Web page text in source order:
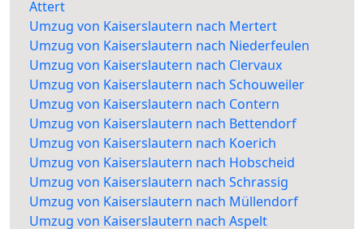
Attert
Umzug von Kaiserslautern nach Mertert
Umzug von Kaiserslautern nach Niederfeulen
Umzug von Kaiserslautern nach Clervaux
Umzug von Kaiserslautern nach Schouweiler
Umzug von Kaiserslautern nach Contern
Umzug von Kaiserslautern nach Bettendorf
Umzug von Kaiserslautern nach Koerich
Umzug von Kaiserslautern nach Hobscheid
Umzug von Kaiserslautern nach Schrassig
Umzug von Kaiserslautern nach Müllendorf
Umzug von Kaiserslautern nach Aspelt